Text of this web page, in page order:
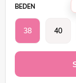
BEDEN
38 40